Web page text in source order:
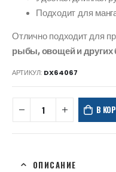
Подходит для
Отлично подходит для
рыбы, овощей и других
АРТИКУЛ: DX64067
В
ОПИСАНИЕ